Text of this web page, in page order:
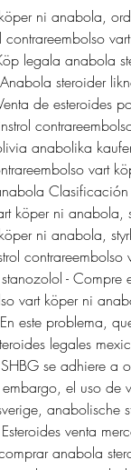
ni anabola,
legala anabola
steroider
de esteroides
anabolika
vart
köper ni anabola,
ni anabola,
- Compre
vart köper ni
este problema,
legales
se adhiere a
el uso de
anabolische
venta
anabola